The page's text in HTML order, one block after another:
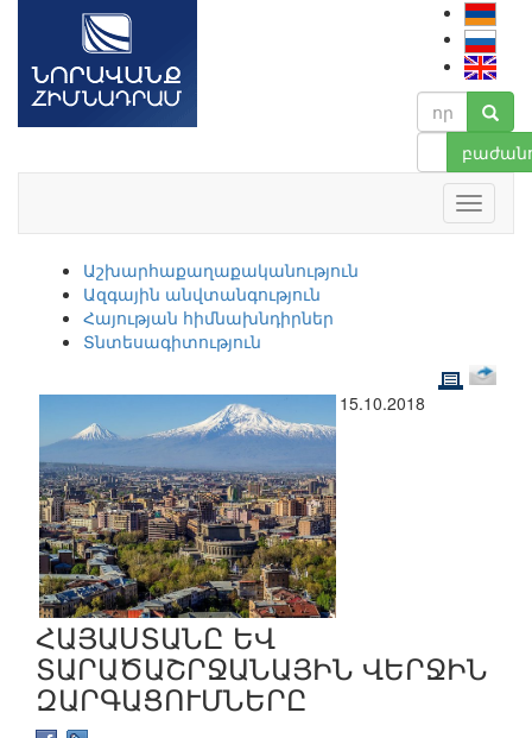
Աշխարհաքաղաքականություն
Ազգային անվտանգություն
Հայության հիմնախնդիրներ
Տնտեսագիտություն
15.10.2018
ՀԱՅԱՍՏԱՆԸ ԵՎ
ՏԱՐԱԾԱՇՐՋԱՆԱՅԻՆ ՎԵՐՋԻՆ
ԶԱՐԳԱՑՈՒՄՆԵՐԸ